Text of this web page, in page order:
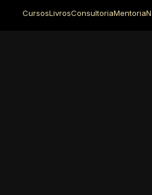
CursosLivrosConsultoriaMentoria